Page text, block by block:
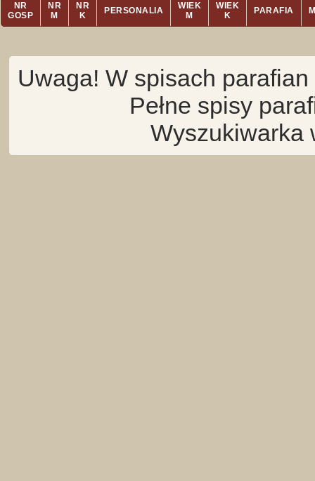
NR
GOSP
NR
M
NR
K
PERSONALIA
WIEK
M
WIEK
K
PARAFIA
Uwaga! W spisach
Pełne spisy
Wyszukiwarka